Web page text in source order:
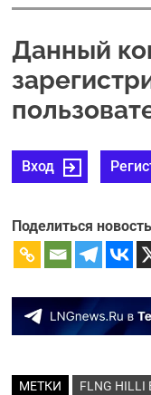
Данный
Вход
Поделиться
МЕТКИ FLNG HILLI